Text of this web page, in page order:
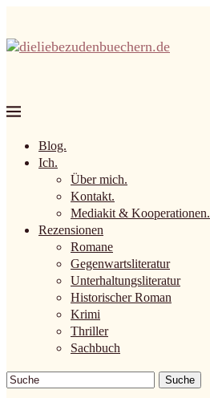
Blog.
Ich.
Über mich.
Kontakt.
Mediakit & Kooperationen.
Rezensionen
Romane
Gegenwartsliteratur
Unterhaltungsliteratur
Historischer Roman
Krimi
Thriller
Sachbuch
Suche